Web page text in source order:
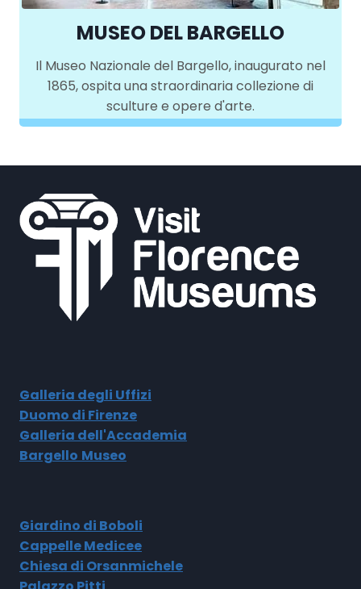
MUSEO DEL BARGELLO
Il Museo Nazionale del Bargello, inaugurato nel
1865, ospita una straordinaria collezione di
sculture e opere d'arte.
Galleria degli Uffizi
Duomo di Firenze
Galleria dell'Accademia
Bargello Museo
Giardino di Boboli
Cappelle Medicee
Chiesa di Orsanmichele